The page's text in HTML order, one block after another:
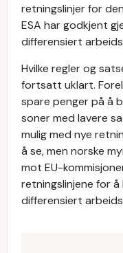
retningslinjer for
ESA har godkjent
differensiert
Hvilke regler og
fortsatt uklart.
spare penger på å
soner med lavere
mulig med nye
å se, men norske
mot EU-
retningslinjene for
differensiert